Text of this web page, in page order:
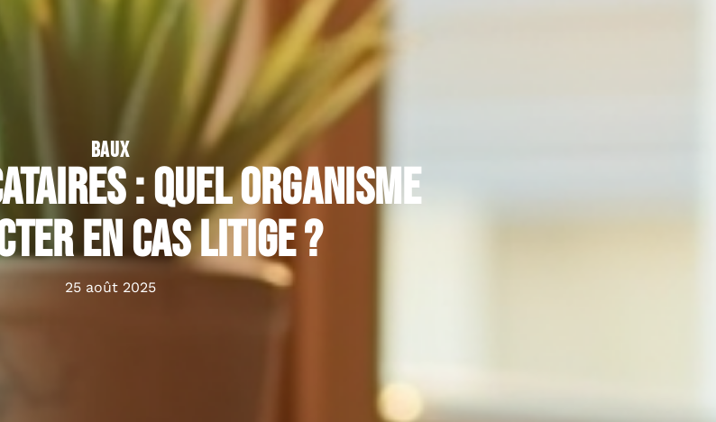
BAUX
: quel organisme
en cas litige ?
25 août 2025